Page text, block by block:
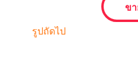
รูปถัดไป
ข